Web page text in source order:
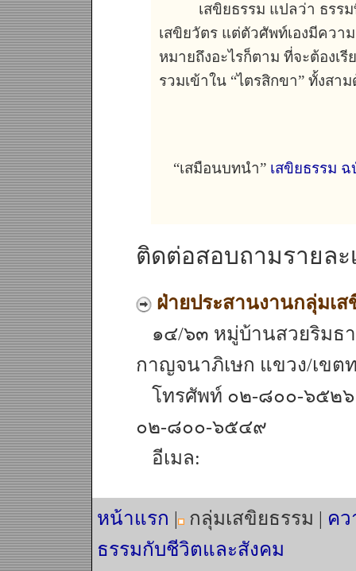
เสขิยธรรม แปลว่า ธรรมที่
เสขิยวัตร แต่ตัวศัพท์เองมีควา
หมายถึงอะไรก็ตาม ที่จะต้อง
รวมเข้าใน “ไตรสิกขา” ทั้งส
“เสมือนบทนำ” เสขิยธรรม
ติดต่อสอบถามรายละ
ฝ่ายประสานงานกลุ่มเส
๑๔/๖๓ หมู่บ้านสวยริมธ
กาญจนาภิเษก แขวง/เขต
โทรศัพท์ ๐๒-๘๐๐-๖๕๒
๐๒-๘๐๐-๖๕๔๙
อีเมล:
หน้าแรก | กลุ่มเสขิยธรรม | คว
ธรรมกับชีวิตและสังคม